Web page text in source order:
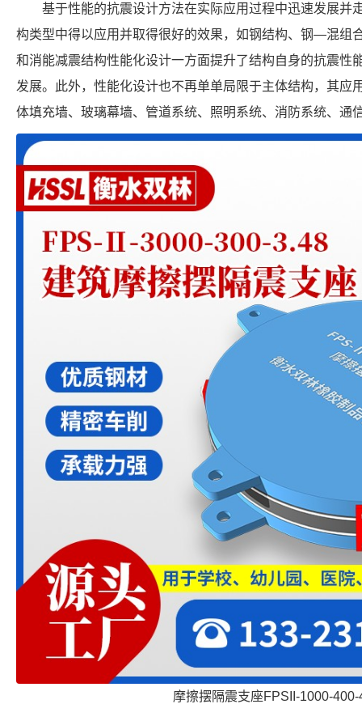
基于性能的抗震设计方法在实际应用过程中迅速发展并
构类型中得以应用并取得很好的效果，如钢结构、钢—混组
和消能减震结构性能化设计一方面提升了结构自身的抗震性
发展。此外，性能化设计也不再单单局限于主体结构，其应
体填充墙、玻璃幕墙、管道系统、照明系统、消防系统、通
摩擦摆隔震支座FPSII-1000-400-